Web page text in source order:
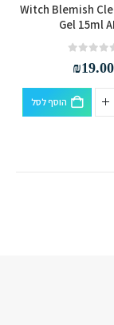
Witch Blemish
Gel 15ml
₪19.00
הוסף לסל